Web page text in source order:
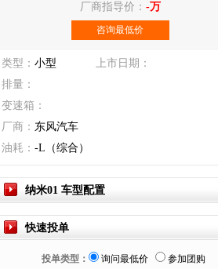
厂商指导价： -万
咨询最低价
类型： 小型
上市日期：
排量：
变速箱：
厂商： 东风汽车
油耗： -L（综合）
纳米01 车型配置
快速投单
投单类型： 询问最低价 参加团购